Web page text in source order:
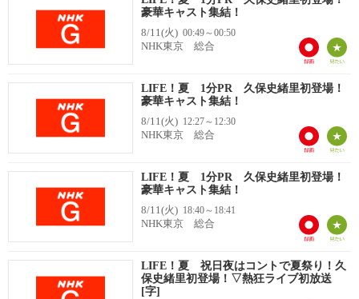
豪華キャスト集結！
8/11(火) 00:49～00:50
NHK東京 総合
LIFE！夏 1分PR 久保史緒里初登場！
豪華キャスト集結！
8/11(火) 12:27～12:30
NHK東京 総合
LIFE！夏 1分PR 久保史緒里初登場！
豪華キャスト集結！
8/11(火) 18:40～18:41
NHK東京 総合
LIFE！夏 祝日夜はコントで夏祭り！久
保史緒里初登場！▽熱狂ライブ初放送
[字]